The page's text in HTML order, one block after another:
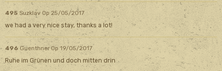
495 Suzklav Op 25/05/2017
we had a very nice stay, thanks a lot!
496 Guenthner Op 19/05/2017
Ruhe im Grünen und doch mitten drin